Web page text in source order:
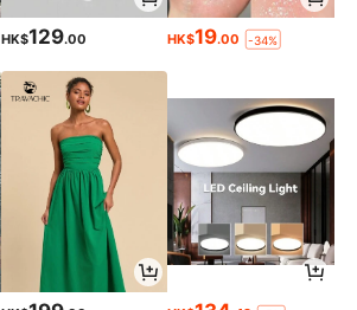
HK$129.00 HK$19.00 -34%